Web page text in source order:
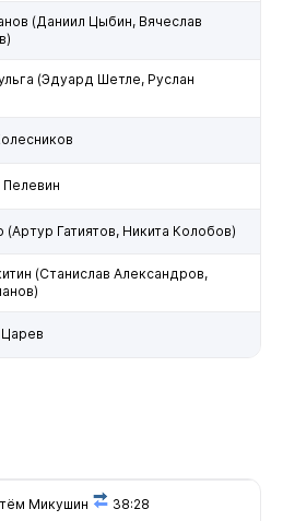
(Даниил Цыбин, Вячеслав
(Эдуард Шетле, Руслан
(Артур Гатиятов, Никита Колобов)
(Станислав Александров,
Микушин 38:28